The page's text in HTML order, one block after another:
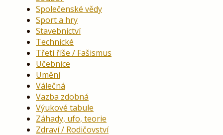
Společenské vědy
Sport a hry
Stavebnictví
Technické
Třetí říše / Fašismus
Učebnice
Umění
Válečná
Vazba zdobná
Výukové tabule
Záhady, ufo, teorie
Zdraví / Rodičovství